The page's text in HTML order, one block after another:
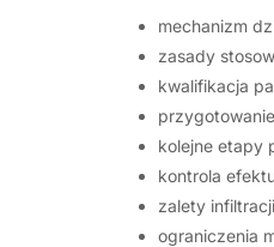
mechanizm
zasady
kwalifikacja
kolejne etapy
kontrola
zalety
ograniczenia